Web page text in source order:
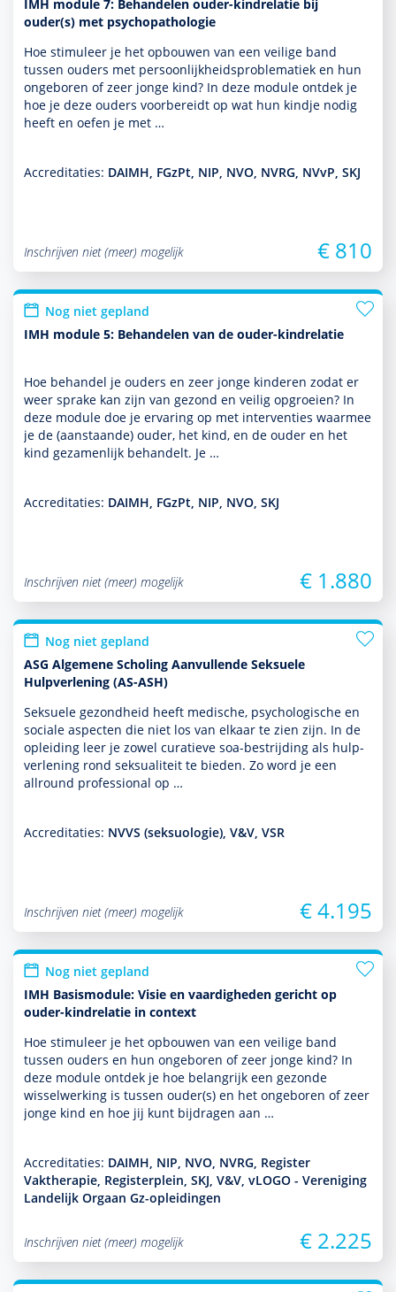
IMH module 7: Behandelen ouder-kindrelatie bij
ouder(s) met psychopathologie
Hoe stimuleer je het opbouwen van een veilige band
tussen ouders met per­soon­lijkheidsproble­ma­tiek en hun
ongeboren of zeer jonge kind? In deze module ontdek je
hoe je deze ouders voorbereidt op wat hun kindje nodig
heeft en oefen je met …
Accreditaties: DAIMH, FGzPt, NIP, NVO, NVRG, NVvP, SKJ
Inschrijven niet (meer) mogelijk € 810
Nog niet gepland
IMH module 5: Behandelen van de ouder-kindrelatie
Hoe behan­del je ouders en zeer jonge kin­de­ren zodat er
weer sprake kan zijn van gezond en veilig opgroeien? In
deze module doe je ervaring op met inter­venties waarmee
je de (aanstaande) ouder, het kind, en de ouder en het
kind gezamenlijk behan­delt. Je …
Accreditaties: DAIMH, FGzPt, NIP, NVO, SKJ
Inschrijven niet (meer) mogelijk € 1.880
Nog niet gepland
ASG Algemene Scholing Aanvullende Seksuele
Hulpverlening (AS-ASH)
Seksuele gezond­heid heeft medische, psycho­logische en
sociale aspecten die niet los van elkaar te zien zijn. In de
opleiding leer je zowel curatieve soa-bestrijding als hulp­
ver­le­ning rond seksuali­teit te bieden. Zo word je een
allround professional op …
Accreditaties: NVVS (seksuologie), V&V, VSR
Inschrijven niet (meer) mogelijk € 4.195
Nog niet gepland
IMH Basismodule: Visie en vaardigheden gericht op
ouder-kindrelatie in context
Hoe stimuleer je het opbouwen van een veilige band
tussen ouders en hun ongeboren of zeer jonge kind? In
deze module ontdek je hoe belang­rijk een gezonde
wisselwerking is tussen ouder(s) en het ongeboren of zeer
jonge kind en hoe jij kunt bijdragen aan …
Accreditaties: DAIMH, NIP, NVO, NVRG, Register
Vaktherapie, Registerplein, SKJ, V&V, vLOGO - Vereniging
Landelijk Orgaan Gz-opleidingen
Inschrijven niet (meer) mogelijk € 2.225